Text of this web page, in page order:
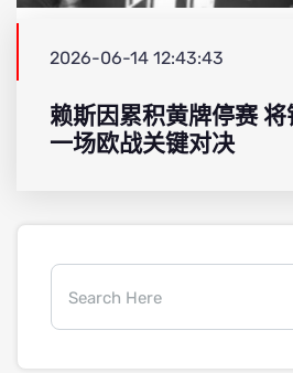
2026-06-14 12:43:43
赖斯因累积黄牌停赛
一场欧战关键对决